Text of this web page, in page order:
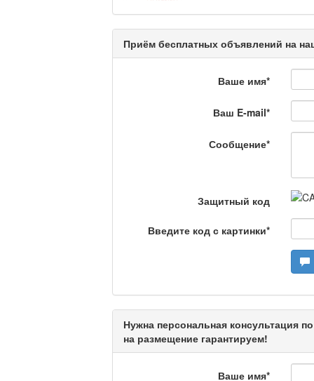
Кәусар
На полицейской
Еженедельный обзор
Люди в кадре
Актуальный
Кто поможет
Приём бесплатных объявлений на
Ваше имя*
Ваш E-mail*
Сообщение*
Защитный код
Введите код с картинки*
Нужна персональная консультация
на размещение гарантируем!
Ваше имя*